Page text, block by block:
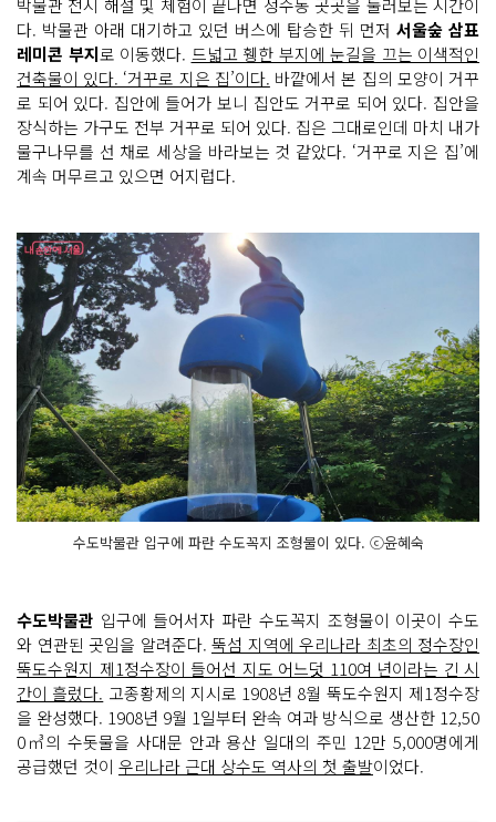
박물관 전시 해설 및 체험이 끝나면 성수동 곳곳을 둘러보는 시간이
다. 박물관 아래 대기하고 있던 버스에 탑승한 뒤 먼저 서울숲 삼표
레미콘 부지로 이동했다. 드넓고 휑한 부지에 눈길을 끄는 이색적인
건축물이 있다. ‘거꾸로 지은 집’이다. 바깥에서 본 집의 모양이 거꾸
로 되어 있다. 집안에 들어가 보니 집안도 거꾸로 되어 있다. 집안을
장식하는 가구도 전부 거꾸로 되어 있다. 집은 그대로인데 마치 내가
물구나무를 선 채로 세상을 바라보는 것 같았다. ‘거꾸로 지은 집’에
계속 머무르고 있으면 어지럽다.
수도박물관 입구에 파란 수도꼭지 조형물이 있다. ⓒ윤혜숙
수도박물관 입구에 들어서자 파란 수도꼭지 조형물이 이곳이 수도
와 연관된 곳임을 알려준다. 뚝섬 지역에 우리나라 최초의 정수장인
뚝도수원지 제1정수장이 들어선 지도 어느덧 110여 년이라는 긴 시
간이 흘렀다. 고종황제의 지시로 1908년 8월 뚝도수원지 제1정수장
을 완성했다. 1908년 9월 1일부터 완속 여과 방식으로 생산한 12,50
0㎥의 수돗물을 사대문 안과 용산 일대의 주민 12만 5,000명에게
공급했던 것이 우리나라 근대 상수도 역사의 첫 출발이었다.